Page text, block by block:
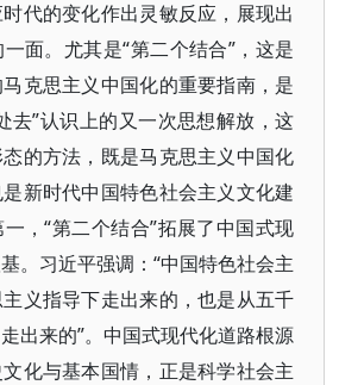
代的变化作出灵敏反应，展现出
面。尤其是“第二个结合”，这是
克思主义中国化的重要指南，是
去”认识上的又一次思想解放，这
的方法，既是马克思主义中国化
新时代中国特色社会主义文化建
，“第二个结合”拓展了中国式现
。习近平强调：“中国特色社会主
义指导下走出来的，也是从五千
出来的”。中国式现代化道路根源
化与基本国情，正是科学社会主